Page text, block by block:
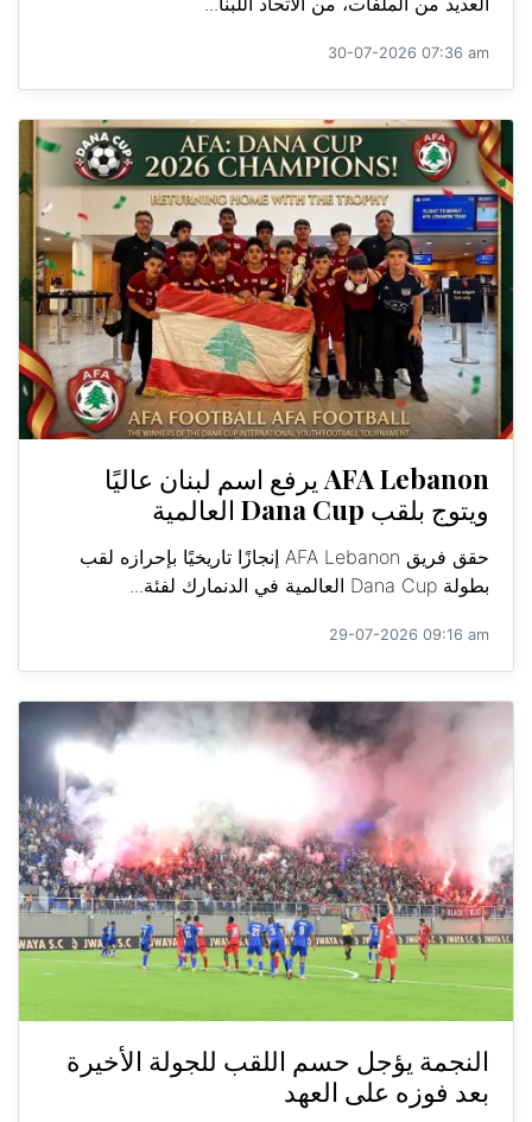
30-07-2026 07:36 am
AFA Lebanon يرفع اسم لبنان عاليًا
ويتوج بلقب Dana Cup العالمية
حقق فريق AFA Lebanon إنجازًا تاريخيًا بإحرازه لقب
بطولة Dana Cup العالمية في الدنمارك لفئة...
29-07-2026 09:16 am
النجمة يؤجل حسم اللقب للجولة الأخيرة
بعد فوزه على العهد